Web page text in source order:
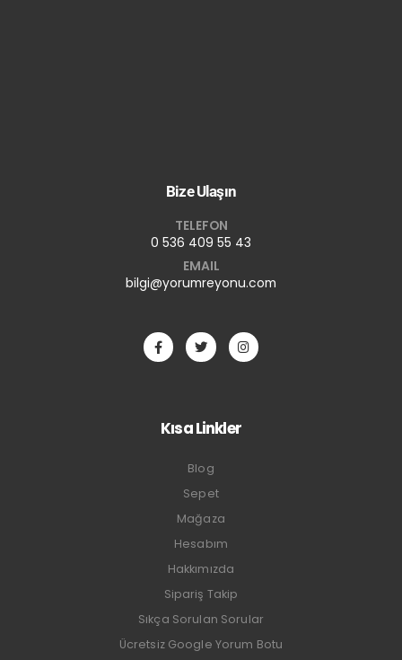
Bize Ulaşın
TELEFON
0 536 409 55 43
EMAIL
bilgi@yorumreyonu.com
Kısa Linkler
Blog
Sepet
Mağaza
Hesabım
Hakkımızda
Sipariş Takip
Sıkça Sorulan Sorular
Ücretsiz Google Yorum Botu